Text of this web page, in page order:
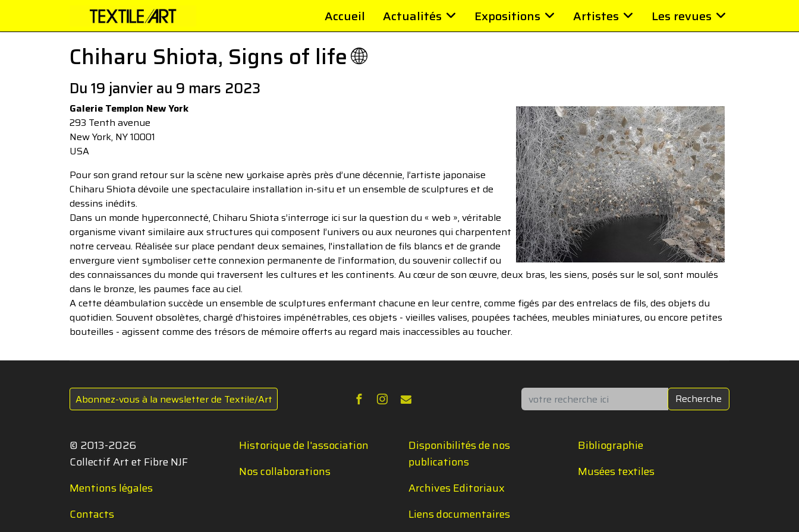
Accueil Actualités Expositions Artistes Les revues
Chiharu Shiota, Signs of life 🌐
Du 19 janvier au 9 mars 2023
Galerie Templon New York
293 Tenth avenue
New York, NY 10001
USA
Pour son grand retour sur la scène new yorkaise après près d’une décennie, l’artiste japonaise
Chiharu Shiota dévoile une spectaculaire installation in-situ et un ensemble de sculptures et de
dessins inédits.
Dans un monde hyperconnecté, Chiharu Shiota s’interroge ici sur la question du « web », véritable
organisme vivant similaire aux structures qui composent l’univers ou aux neurones qui charpentent
notre cerveau. Réalisée sur place pendant deux semaines, l'installation de fils blancs et de grande
envergure vient symboliser cette connexion permanente de l’information, du souvenir collectif ou
des connaissances du monde qui traversent les cultures et les continents. Au cœur de son œuvre, deux bras, les siens, posés sur le sol, sont moulés
dans le bronze, les paumes face au ciel.
A cette déambulation succède un ensemble de sculptures enfermant chacune en leur centre, comme figés par des entrelacs de fils, des objets du
quotidien. Souvent obsolètes, chargé d’histoires impénétrables, ces objets - vieilles valises, poupées tachées, meubles miniatures, ou encore petites
bouteilles - agissent comme des trésors de mémoire offerts au regard mais inaccessibles au toucher.
Abonnez-vous à la newsletter de Textile/Art Rechercher Recherche
© 2013-2026
Collectif Art et Fibre NJF
Mentions légales
Contacts
Historique de l'association
Nos collaborations
Disponibilités de nos
publications
Archives Editoriaux
Liens documentaires
Bibliographie
Musées textiles